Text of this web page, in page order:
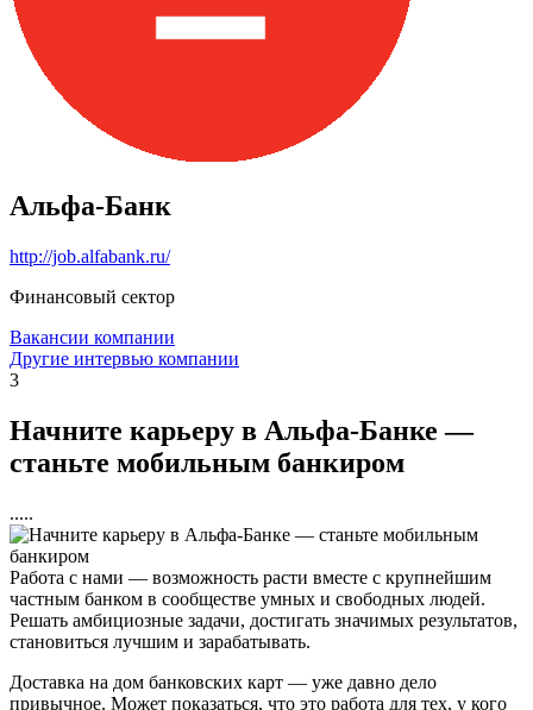
Альфа-Банк
http://job.alfabank.ru/
Финансовый сектор
Вакансии компании
Другие интервью компании
3
Начните карьеру в Альфа-Банке —
станьте мобильным банкиром
.....
Работа с нами — возможность расти вместе с крупнейшим
частным банком в сообществе умных и свободных людей.
Решать амбициозные задачи, достигать значимых результатов,
становиться лучшим и зарабатывать.
Доставка на дом банковских карт — уже давно дело
привычное. Может показаться, что это работа для тех, у кого